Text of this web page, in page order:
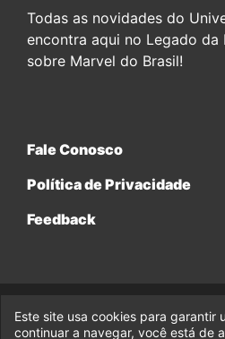
Todas as novidades do
encontra aqui no Legado
sobre Marvel do Brasil!
Fale Conosco
Política de Privacidade
Feedback
© 2017-2026 Legado da Marvel,
Este site usa cookies para garantir
continuar a navegar, você está de